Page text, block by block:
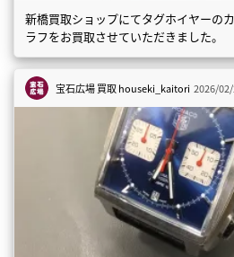
新橋買取ショップにてタグホイヤーの
ラフをお買取させていただきました。
宝石広場 買取houseki_kaitori 2026/